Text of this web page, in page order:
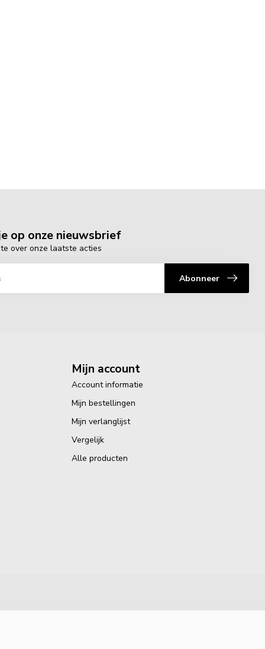
op onze nieuwsbrief
over onze laatste acties
Abonneer
Mijn account
Account informatie
Mijn bestellingen
Mijn verlanglijst
Vergelijk
Alle producten